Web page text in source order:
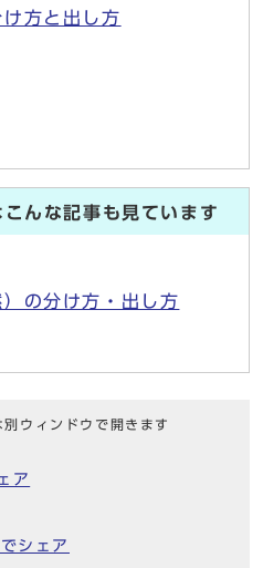
方と出し方
んな記事も見ています
の分け方・出し方
ウィンドウで開きます
ア
シェア